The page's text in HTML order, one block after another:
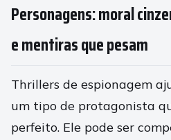
Personagens: moral
e mentiras que pesam
Thrillers de espionagem
um tipo de protagonista
perfeito. Ele pode ser